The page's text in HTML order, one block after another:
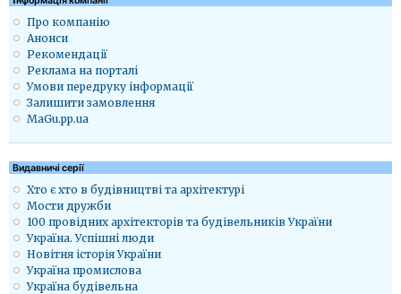
Про компанію
Анонси
Рекомендації
Реклама на порталі
Умови передруку інформації
Залишити замовлення
MaGu.pp.ua
Видавничі серії
Хто є хто в будівництві та архітектурі
Мости дружби
100 провідних архітекторів та будівельників України
Україна. Успішні люди
Новітня історія України
Україна промислова
Україна будівельна